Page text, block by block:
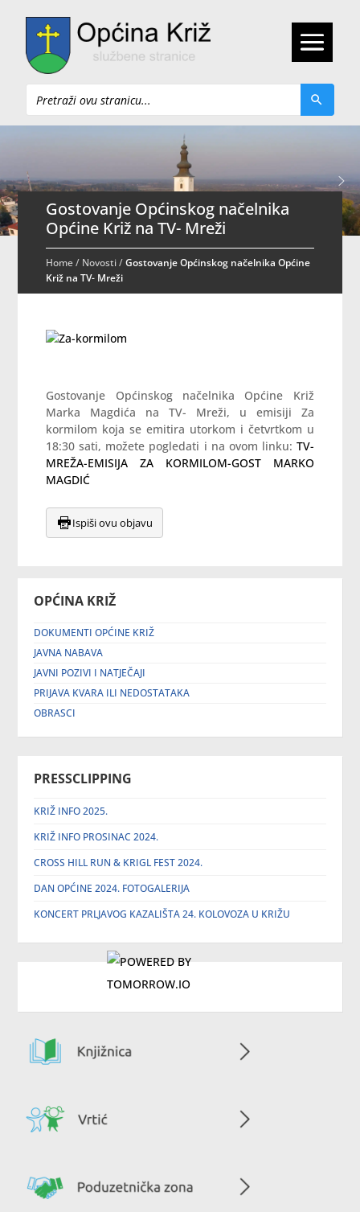
Pretraži
OPĆINA KRIŽ
DOKUMENTI OPĆINE KRIŽ
JAVNA NABAVA
JAVNI POZIVI I NATJEČAJI
PRIJAVA KVARA ILI NEDOSTATAKA
OBRASCI
PRESSCLIPPING
KRIŽ INFO 2025.
KRIŽ INFO PROSINAC 2024.
CROSS HILL RUN & KRIGL FEST 2024.
DAN OPĆINE 2024. FOTOGALERIJA
KONCERT PRLJAVOG KAZALIŠTA 24. KOLOVOZA U KRIŽU
Gostovanje Općinskog načelnika
Općine Križ na TV- Mreži
Home/ Novosti/Gostovanje Općinskog načelnika Općine
Križ na TV- Mreži
Gostovanje Općinskog načelnika Općine Križ
Marka Magdića na TV- Mreži, u emisiji Za
kormilom koja se emitira utorkom i četvrtkom u
18:30 sati, možete pogledati i na ovom linku: TV-
MREŽA-EMISIJA ZA KORMILOM-GOST MARKO
MAGDIĆ
Ispiši ovu objavu